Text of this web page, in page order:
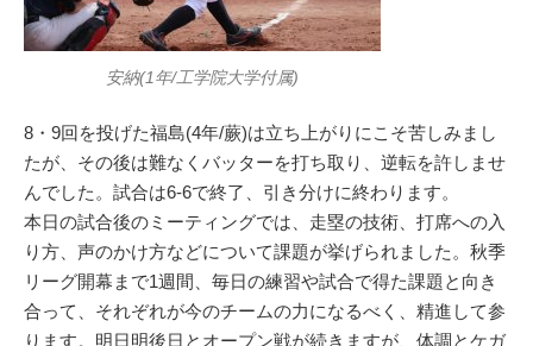
安納(1年/工学院大学付属)
8・9回を投げた福島(4年/蕨)は立ち上がりにこそ苦しみまし
たが、その後は難なくバッターを打ち取り、逆転を許しませ
んでした。試合は6-6で終了、引き分けに終わります。
本日の試合後のミーティングでは、走塁の技術、打席への入
り方、声のかけ方などについて課題が挙げられました。秋季
リーグ開幕まで1週間、毎日の練習や試合で得た課題と向き
合って、それぞれが今のチームの力になるべく、精進して参
ります。明日明後日とオープン戦が続きますが、体調とケガ